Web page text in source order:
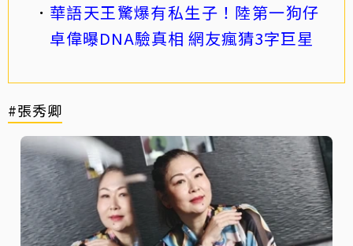
華語天王驚爆有私生子！陸第一狗仔
卓偉曝DNA驗真相 網友瘋猜3字巨星
#張秀卿